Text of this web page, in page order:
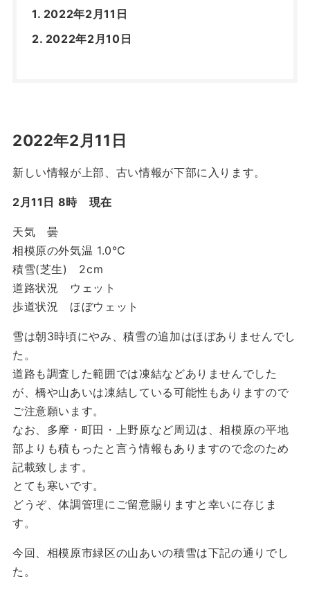
2022年2月11日
2022年2月10日
2022年2月11日
新しい情報が上部、古い情報が下部に入ります。
2月11日 8時 現在
天気 曇
相模原の外気温 1.0℃
積雪(芝生) 2cm
道路状況 ウェット
歩道状況 ほぼウェット
雪は朝3時頃にやみ、積雪の追加はほぼありませんでし
た。
道路も調査した範囲では凍結などありませんでした
が、橋や山あいは凍結している可能性もありますので
ご注意願います。
なお、多摩・町田・上野原など周辺は、相模原の平地
部よりも積もったと言う情報もありますので念のため
記載致します。
とても寒いです。
どうぞ、体調管理にご留意賜りますと幸いに存じま
す。
今回、相模原市緑区の山あいの積雪は下記の通りでし
た。